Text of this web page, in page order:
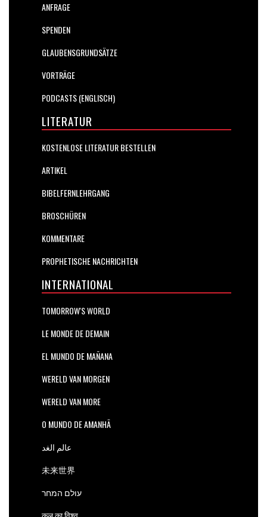
ANFRAGE
SPENDEN
GLAUBENSGRUNDSÄTZE
VORTRÄGE
PODCASTS (ENGLISCH)
LITERATUR
KOSTENLOSE LITERATUR BESTELLEN
ARTIKEL
BIBELFERNLEHRGANG
BROSCHÜREN
KOMMENTARE
PROPHETISCHE NACHRICHTEN
INTERNATIONAL
TOMORROW'S WORLD
LE MONDE DE DEMAIN
EL MUNDO DE MAÑANA
WERELD VAN MORGEN
WERELD VAN MORE
O MUNDO DE AMANHÃ
عالم الغد
未来世界
עולם המחר